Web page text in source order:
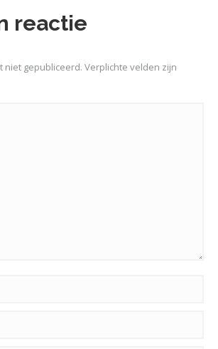
reactie
niet gepubliceerd. Verplichte velden zijn